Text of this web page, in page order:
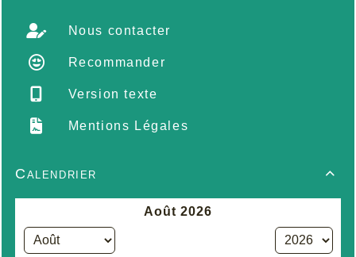
Nous contacter
Recommander
Version texte
Mentions Légales

Calendrier